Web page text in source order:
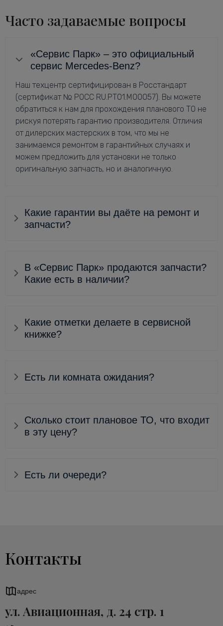
Часто задаваемые вопросы
«Сервис Парк» – это официальный
сервис Mercedes-Benz?
Наш техцентр сертифицирован в Росстандарт
(сертификат № РОСС RU.РТ01.М00057). Вы можете
обратиться к нам для прохождения планового ТО не
рискуя потерять гарантию производителя. Отличия
от дилерских мастерских в том, что мы не
занимаемся ремонтом в гарантийных случаях и
можем предложить для установки не только
оригинальную запчасть, но и аналогичную.
Какие гарантии вы даёте на ремонт и
запчасти?
В «Сервис Парк» продаются запчасти?
Какие есть в наличии?
Какие отметки делаете в сервисной
книжке?
Есть ли комната ожидания?
Сколько стоит плановое ТО, что входит
в эту цену?
Есть ли очереди?
Контакты
адрес
ул. Авиационная, д. 24 стр. 1